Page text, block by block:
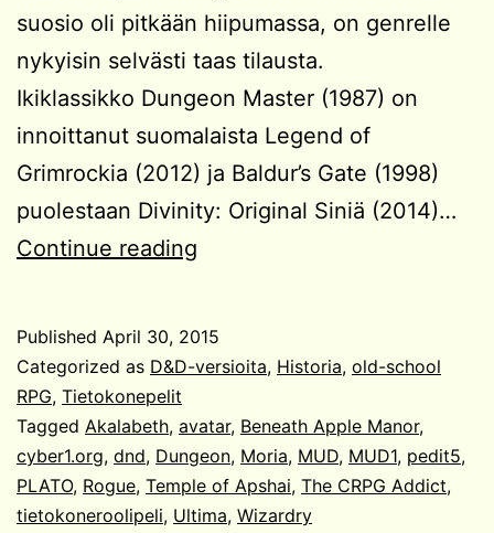
suosio oli pitkään hiipumassa, on genrelle
nykyisin selvästi taas tilausta.
Ikiklassikko Dungeon Master (1987) on
innoittanut suomalaista Legend of
Grimrockia (2012) ja Baldur’s Gate (1998)
puolestaan Divinity: Original Siniä (2014)…
Continue reading
Published April 30, 2015
Categorized as D&D-versioita, Historia, old-school
RPG, Tietokonepelit
Tagged Akalabeth, avatar, Beneath Apple Manor,
cyber1.org, dnd, Dungeon, Moria, MUD, MUD1, pedit5,
PLATO, Rogue, Temple of Apshai, The CRPG Addict,
tietokoneroolipeli, Ultima, Wizardry